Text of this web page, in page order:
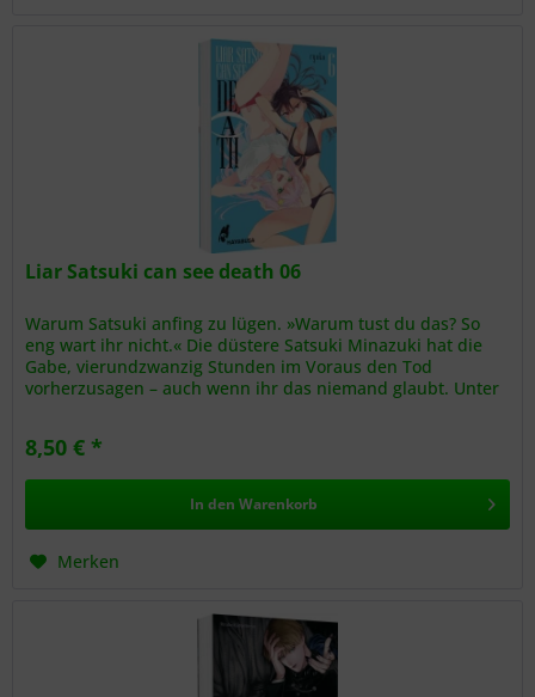
Liar Satsuki can see death 06
Warum Satsuki anfing zu lügen. »Warum tust du das? So
eng wart ihr nicht.« Die düstere Satsuki Minazuki hat die
Gabe, vierundzwanzig Stunden im Voraus den Tod
vorherzusagen – auch wenn ihr das niemand glaubt. Unter
8,50 € *
In den Warenkorb
Merken